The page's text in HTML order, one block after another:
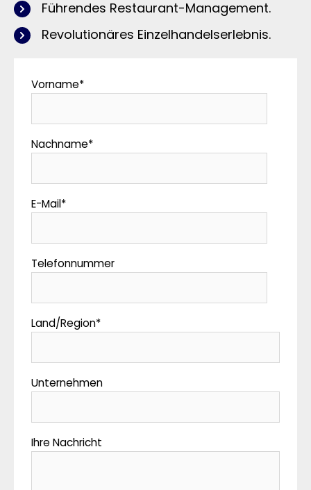
Führendes Restaurant-Management.
Revolutionäres Einzelhandelserlebnis.
Vorname*
Nachname*
E-Mail*
Telefonnummer
Land/Region*
Unternehmen
Ihre Nachricht